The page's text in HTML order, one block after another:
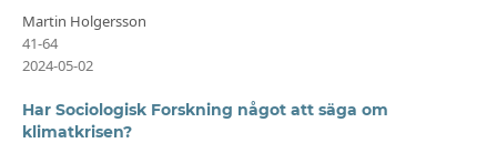
Martin Holgersson
41-64
2024-05-02
Har Sociologisk Forskning något att säga om
klimatkrisen?